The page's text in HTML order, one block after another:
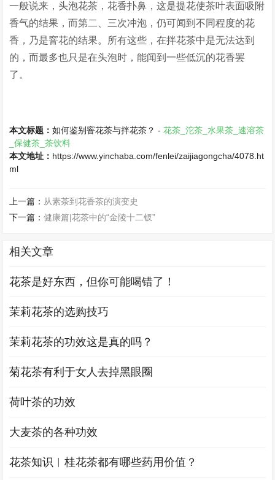
一般说来，头泡花茶，花香扑鼻，这是提花使茶叶表面吸附
香气的结果，而第二、三次冲泡，仍可闻到不同程度的花
香，乃是窨花的结果。所有这些，在拌花茶中是无法达到
的，而最多也只是在头泡时，能闻到一些低沉的花香罢
了。
本文标题：如何鉴别窨花茶与拌花茶？ -花茶_沱茶_水果茶_速溶茶
_保健茶_茶饮料
本文地址： https://www.yinchaba.com/fenlei/zaijiagongcha/4078.ht
ml
上一篇： 从素茶到花香茶的演变史
下一篇：健康篇|花茶中的“金陵十二钗”
相关文章
花茶是好东西，但你可能喝错了！
茉莉花茶的选购技巧
茉莉花茶的功效这是真的吗？
菊花茶有利于女人去掉黑眼圈
荷叶茶的功效
大麦茶的各种功效
花茶知识︱桂花茶都有哪些药用价值？